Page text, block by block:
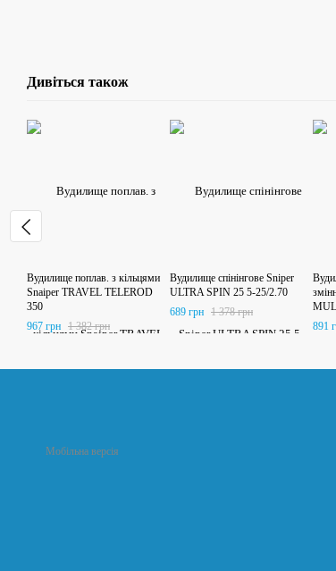
Дивіться також
Вудилище поплав. з кільцями
Snaiper TRAVEL TELEROD
350
967 грн 1 382 грн
Вудилище спінінгове Sniper
ULTRA SPIN 25 5-25/2.70
689 грн 1 378 грн
150-
891
Мобільна версія